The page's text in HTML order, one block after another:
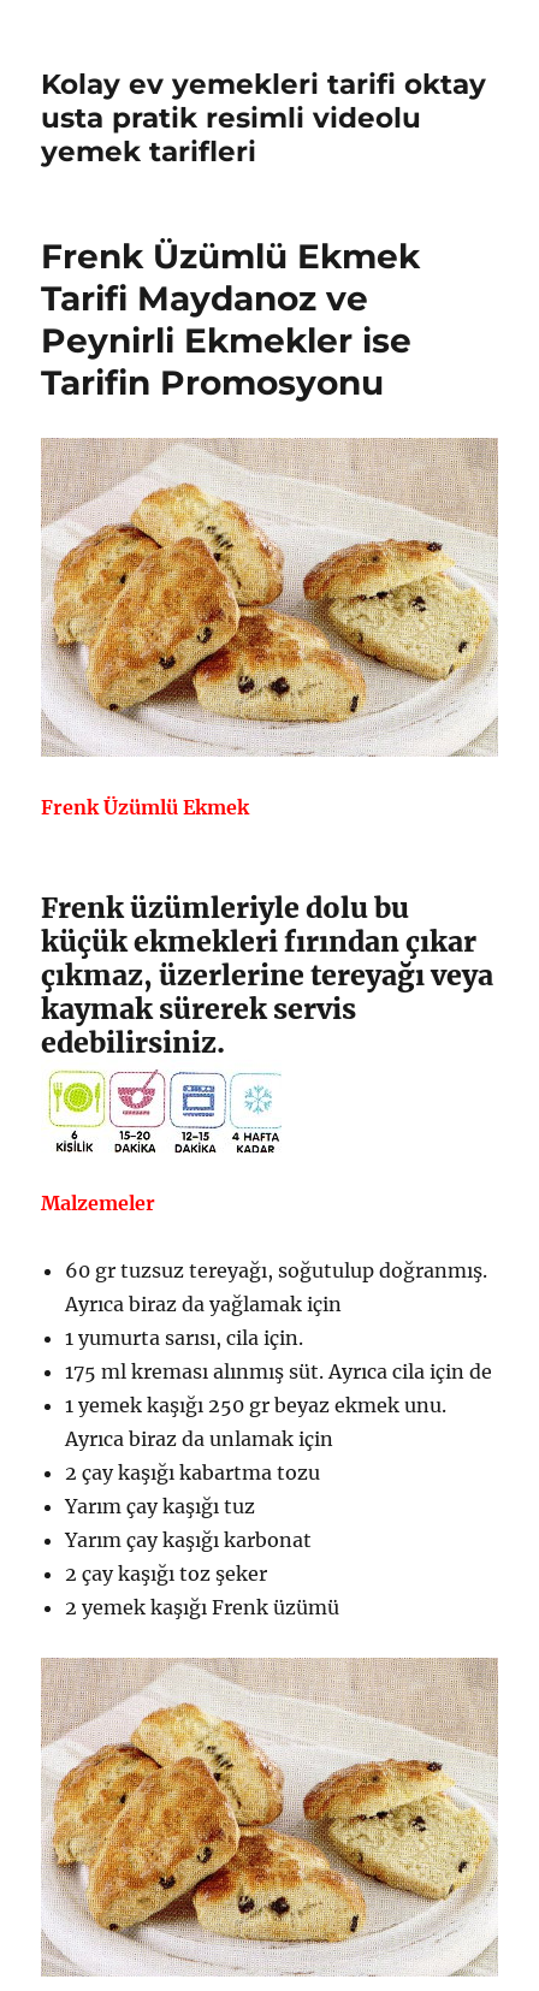
Kolay ev yemekleri tarifi oktay
usta pratik resimli videolu
yemek tarifleri
Frenk Üzümlü Ekmek
Tarifi Maydanoz ve
Peynirli Ekmekler ise
Tarifin Promosyonu
Frenk Üzümlü Ekmek
Frenk üzümleriyle dolu bu
küçük ekmekleri fırından çıkar
çıkmaz, üzerlerine tereyağı veya
kaymak sürerek servis
edebilirsiniz.
Malzemeler
60 gr tuzsuz tereyağı, soğutulup doğranmış.
Ayrıca biraz da yağlamak için
1 yumurta sarısı, cila için.
175 ml kreması alınmış süt. Ayrıca cila için de
1 yemek kaşığı 250 gr beyaz ekmek unu.
Ayrıca biraz da unlamak için
2 çay kaşığı kabartma tozu
Yarım çay kaşığı tuz
Yarım çay kaşığı karbonat
2 çay kaşığı toz şeker
2 yemek kaşığı Frenk üzümü